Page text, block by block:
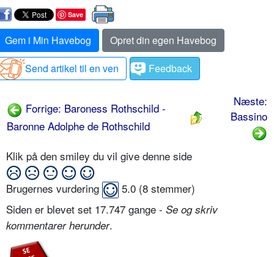
Save
Gem i Min Havebog
Opret din egen Havebog
Send artikel til en ven
Feedback
Forrige: Baroness Rothschild -
Baronne Adolphe de Rothschild
Næste:
Bassino
Klik på den smiley du vil give denne side
Brugernes vurdering 5.0 (8 stemmer)
Siden er blevet set 17.747 gange - Se og skriv
kommentarer herunder.